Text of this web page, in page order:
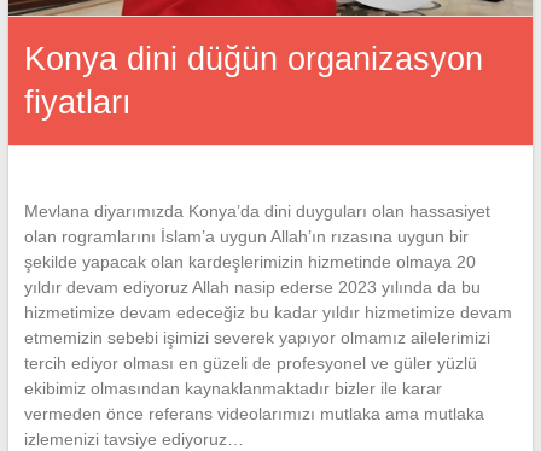
Konya dini düğün organizasyon
fiyatları
Mevlana diyarımızda Konya’da dini duyguları olan hassasiyet
olan rogramlarını İslam’a uygun Allah’ın rızasına uygun bir
şekilde yapacak olan kardeşlerimizin hizmetinde olmaya 20
yıldır devam ediyoruz Allah nasip ederse 2023 yılında da bu
hizmetimize devam edeceğiz bu kadar yıldır hizmetimize devam
etmemizin sebebi işimizi severek yapıyor olmamız ailelerimizi
tercih ediyor olması en güzeli de profesyonel ve güler yüzlü
ekibimiz olmasından kaynaklanmaktadır bizler ile karar
vermeden önce referans videolarımızı mutlaka ama mutlaka
izlemenizi tavsiye ediyoruz…